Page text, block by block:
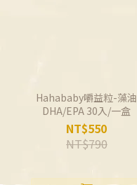
Hahababy嚼益粒-藻油
DHA/EPA 30入/一盒
NT$550
NT$790